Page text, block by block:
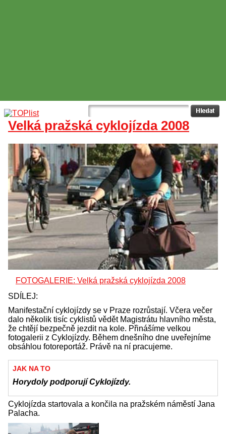
Velká pražská cyklojízda 2008
FOTOGALERIE: Velká pražská cyklojízda 2008
SDÍLEJ:
Manifestační cyklojízdy se v Praze rozrůstají. Včera večer
dalo několik tisíc cyklistů vědět Magistrátu hlavního města,
že chtějí bezpečně jezdit na kole. Přinášíme velkou
fotogalerii z Cyklojízdy. Během dnešního dne uveřejníme
obsáhlou fotoreportáž. Právě na ní pracujeme.
JAK NA TO
Horydoly podporují Cyklojízdy.
Cyklojízda startovala a končila na pražském náměstí Jana
Palacha.